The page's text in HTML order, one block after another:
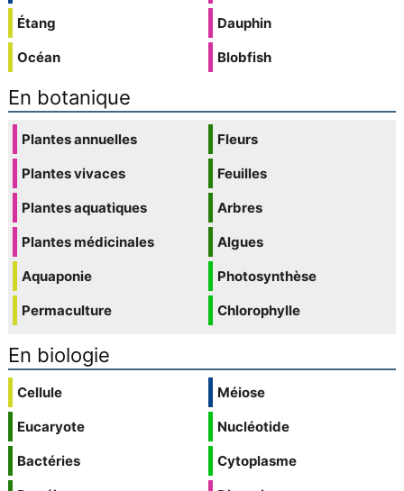
Étang
Océan
Dauphin
Blobfish
En botanique
Plantes annuelles
Plantes vivaces
Plantes aquatiques
Plantes médicinales
Aquaponie
Permaculture
Fleurs
Feuilles
Arbres
Algues
Photosynthèse
Chlorophylle
En biologie
Cellule
Eucaryote
Bactéries
Méiose
Nucléotide
Cytoplasme